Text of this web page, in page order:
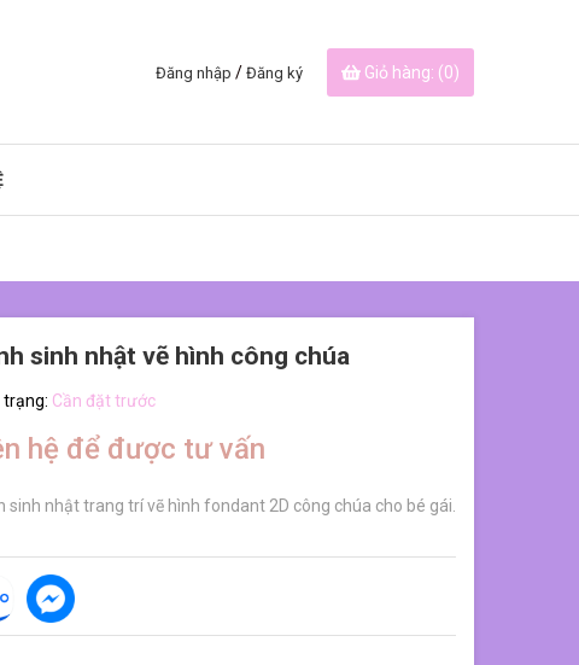
Đăng nhập / Đăng ký Giỏ hàng: (0)
sinh nhật vẽ hình công chúa
trạng: Cần đặt trước
hệ để được tư vấn
sinh nhật trang trí vẽ hình fondant 2D công chúa cho bé gái.